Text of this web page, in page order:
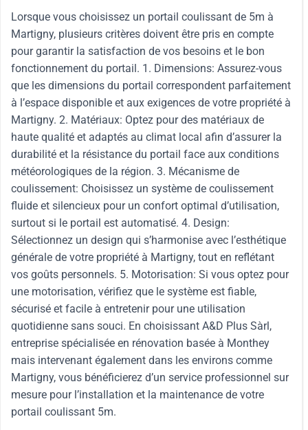
Lorsque vous choisissez un portail coulissant de 5m à
Martigny, plusieurs critères doivent être pris en compte
pour garantir la satisfaction de vos besoins et le bon
fonctionnement du portail. 1. Dimensions: Assurez-vous
que les dimensions du portail correspondent parfaitement
à l’espace disponible et aux exigences de votre propriété à
Martigny. 2. Matériaux: Optez pour des matériaux de
haute qualité et adaptés au climat local afin d’assurer la
durabilité et la résistance du portail face aux conditions
météorologiques de la région. 3. Mécanisme de
coulissement: Choisissez un système de coulissement
fluide et silencieux pour un confort optimal d’utilisation,
surtout si le portail est automatisé. 4. Design:
Sélectionnez un design qui s’harmonise avec l’esthétique
générale de votre propriété à Martigny, tout en reflétant
vos goûts personnels. 5. Motorisation: Si vous optez pour
une motorisation, vérifiez que le système est fiable,
sécurisé et facile à entretenir pour une utilisation
quotidienne sans souci. En choisissant A&D Plus Sàrl,
entreprise spécialisée en rénovation basée à Monthey
mais intervenant également dans les environs comme
Martigny, vous bénéficierez d’un service professionnel sur
mesure pour l’installation et la maintenance de votre
portail coulissant 5m.